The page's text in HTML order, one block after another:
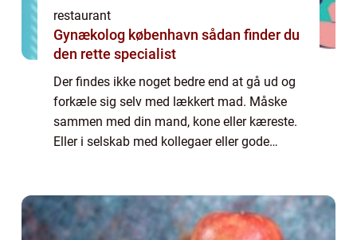
restaurant
Gynækolog københavn sådan finder du
den rette specialist
Der findes ikke noget bedre end at gå ud og
forkæle sig selv med lækkert mad. Måske
sammen med din mand, kone eller kæreste.
Eller i selskab med kollegaer eller gode